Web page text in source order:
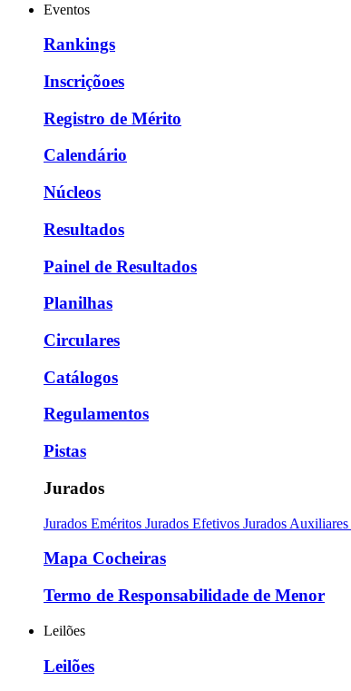
Eventos
Rankings
Inscriçõoes
Registro de Mérito
Calendário
Núcleos
Resultados
Painel de Resultados
Planilhas
Circulares
Catálogos
Regulamentos
Pistas
Jurados
Jurados Eméritos Jurados Efetivos Jurados Auxiliares
Mapa Cocheiras
Termo de Responsabilidade de Menor
Leilões
Leilões